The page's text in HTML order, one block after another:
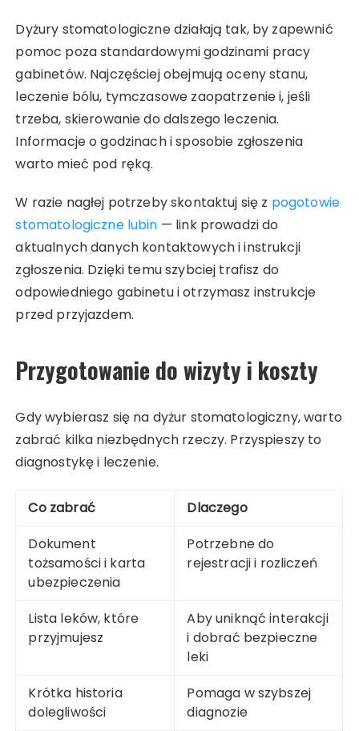
Dyżury stomatologiczne działają tak, by zapewnić
pomoc poza standardowymi godzinami pracy
gabinetów. Najczęściej obejmują oceny stanu,
leczenie bólu, tymczasowe zaopatrzenie i, jeśli
trzeba, skierowanie do dalszego leczenia.
Informacje o godzinach i sposobie zgłoszenia
warto mieć pod ręką.
W razie nagłej potrzeby skontaktuj się z pogotowie
stomatologiczne lubin — link prowadzi do
aktualnych danych kontaktowych i instrukcji
zgłoszenia. Dzięki temu szybciej trafisz do
odpowiedniego gabinetu i otrzymasz instrukcje
przed przyjazdem.
Przygotowanie do wizyty i koszty
Gdy wybierasz się na dyżur stomatologiczny, warto
zabrać kilka niezbędnych rzeczy. Przyspieszy to
diagnostykę i leczenie.
Co zabrać
Dlaczego
Dokument
tożsamości i karta
ubezpieczenia
Potrzebne do
rejestracji i rozliczeń
Lista leków, które
przyjmujesz
Aby uniknąć interakcji
i dobrać bezpieczne
leki
Krótka historia
dolegliwości
Pomaga w szybszej
diagnozie